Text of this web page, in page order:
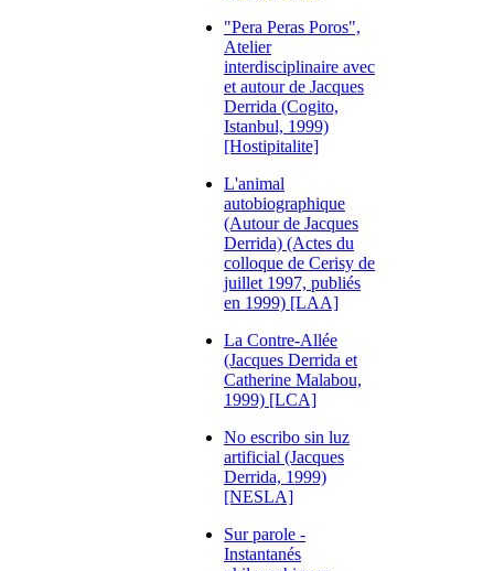
"Pera Peras Poros",
Atelier
interdisciplinaire avec
et autour de Jacques
Derrida (Cogito,
Istanbul, 1999)
[Hostipitalite]
L'animal
autobiographique
(Autour de Jacques
Derrida) (Actes du
colloque de Cerisy de
juillet 1997, publiés
en 1999) [LAA]
La Contre-Allée
(Jacques Derrida et
Catherine Malabou,
1999) [LCA]
No escribo sin luz
artificial (Jacques
Derrida, 1999)
[NESLA]
Sur parole -
Instantanés